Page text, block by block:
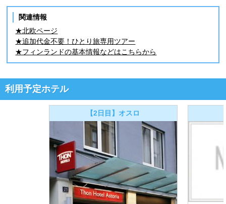
関連情報
★北欧ページ
★追加代金不要！ひとり旅専用ツアー
★フィンランドの基本情報などはこちらから
利用予定ホテル
【2日目】オスロ